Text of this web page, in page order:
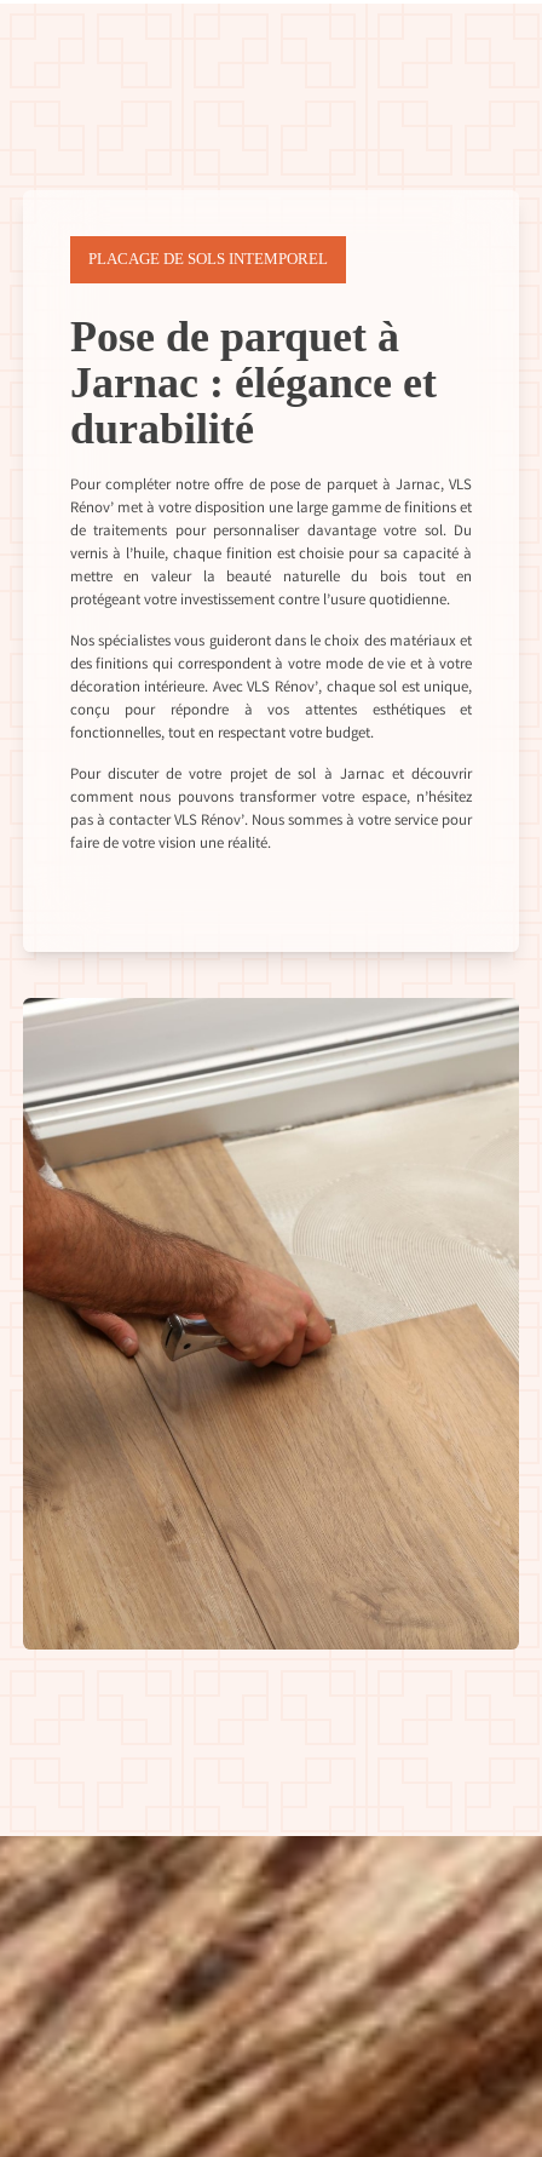
PLACAGE DE SOLS INTEMPOREL
Pose de parquet à
Jarnac : élégance et
durabilité
Pour compléter notre offre de pose de parquet à Jarnac, VLS
Rénov’ met à votre disposition une large gamme de finitions et
de traitements pour personnaliser davantage votre sol. Du
vernis à l’huile, chaque finition est choisie pour sa capacité à
mettre en valeur la beauté naturelle du bois tout en
protégeant votre investissement contre l’usure quotidienne.
Nos spécialistes vous guideront dans le choix des matériaux et
des finitions qui correspondent à votre mode de vie et à votre
décoration intérieure. Avec VLS Rénov’, chaque sol est unique,
conçu pour répondre à vos attentes esthétiques et
fonctionnelles, tout en respectant votre budget.
Pour discuter de votre projet de sol à Jarnac et découvrir
comment nous pouvons transformer votre espace, n’hésitez
pas à contacter VLS Rénov’. Nous sommes à votre service pour
faire de votre vision une réalité.